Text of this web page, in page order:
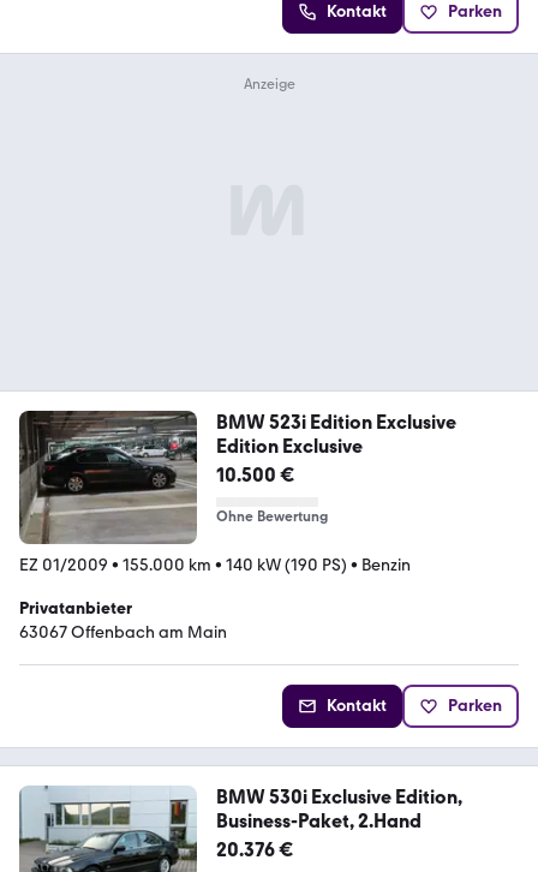
Kontakt Parken
BMW 523i Edition Exclusive
Edition Exclusive
10.500 €
Ohne Bewertung
EZ 01/2009 • 155.000 km • 140 kW (190 PS) • Benzin
Privatanbieter
63067 Offenbach am Main
Kontakt Parken
BMW 530i Exclusive Edition,
Business-Paket, 2.Hand
20.376 €